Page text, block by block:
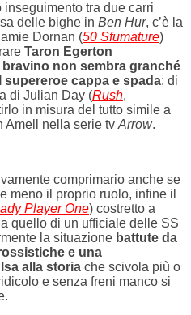
tra due carri
delle bighe in Ben Hur, c’è la
Dornan (50 Sfumature)
Taron Egerton
non sembra granché
cappa e spada: di
di Julian Day (Rush,
in misura del tutto simile a
Amell nella serie tv Arrow.
comprimario anche se
meno il proprio ruolo, infine il
Player One) costretto a
quello di un ufficiale delle SS
la situazione battute da
e una
alla storia che scivola più o
e senza freni manco si